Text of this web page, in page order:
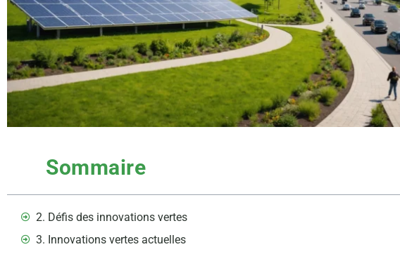
Sommaire
2. Défis des innovations vertes
3. Innovations vertes actuelles